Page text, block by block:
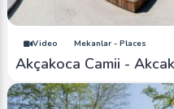
Video Mekanlar - Places
Akçakoca Camii -